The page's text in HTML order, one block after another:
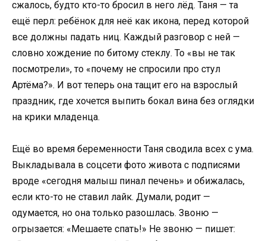
сжалось, будто кто-то бросил в него лёд. Таня — та
ещё перл: ребёнок для неё как икона, перед которой
все должны падать ниц. Каждый разговор с ней —
словно хождение по битому стеклу. То «вы не так
посмотрели», то «почему не спросили про стул
Артёма?». И вот теперь она тащит его на взрослый
праздник, где хочется выпить бокал вина без оглядки
на крики младенца.
Ещё во время беременности Таня сводила всех с ума.
Выкладывала в соцсети фото живота с подписями
вроде «сегодня малыш пинал печень» и обижалась,
если кто-то не ставил лайк. Думали, родит —
одумается, но она только разошлась. Звоню —
огрызается: «Мешаете спать!» Не звоню — пишет: